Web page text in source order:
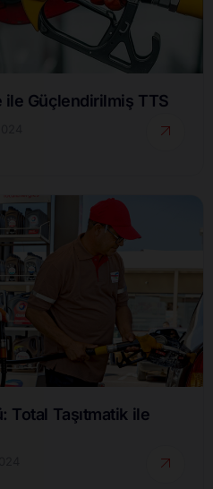
Güçlendirilmiş TTS
Total Taşıtmatik ile